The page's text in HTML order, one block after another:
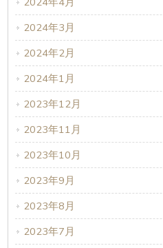
2024年3月
2024年2月
2024年1月
2023年12月
2023年11月
2023年10月
2023年9月
2023年8月
2023年7月